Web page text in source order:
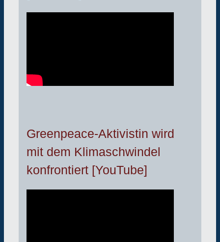
Greenpeace-Aktivistin wird
mit dem Klimaschwindel
konfrontiert [YouTube]